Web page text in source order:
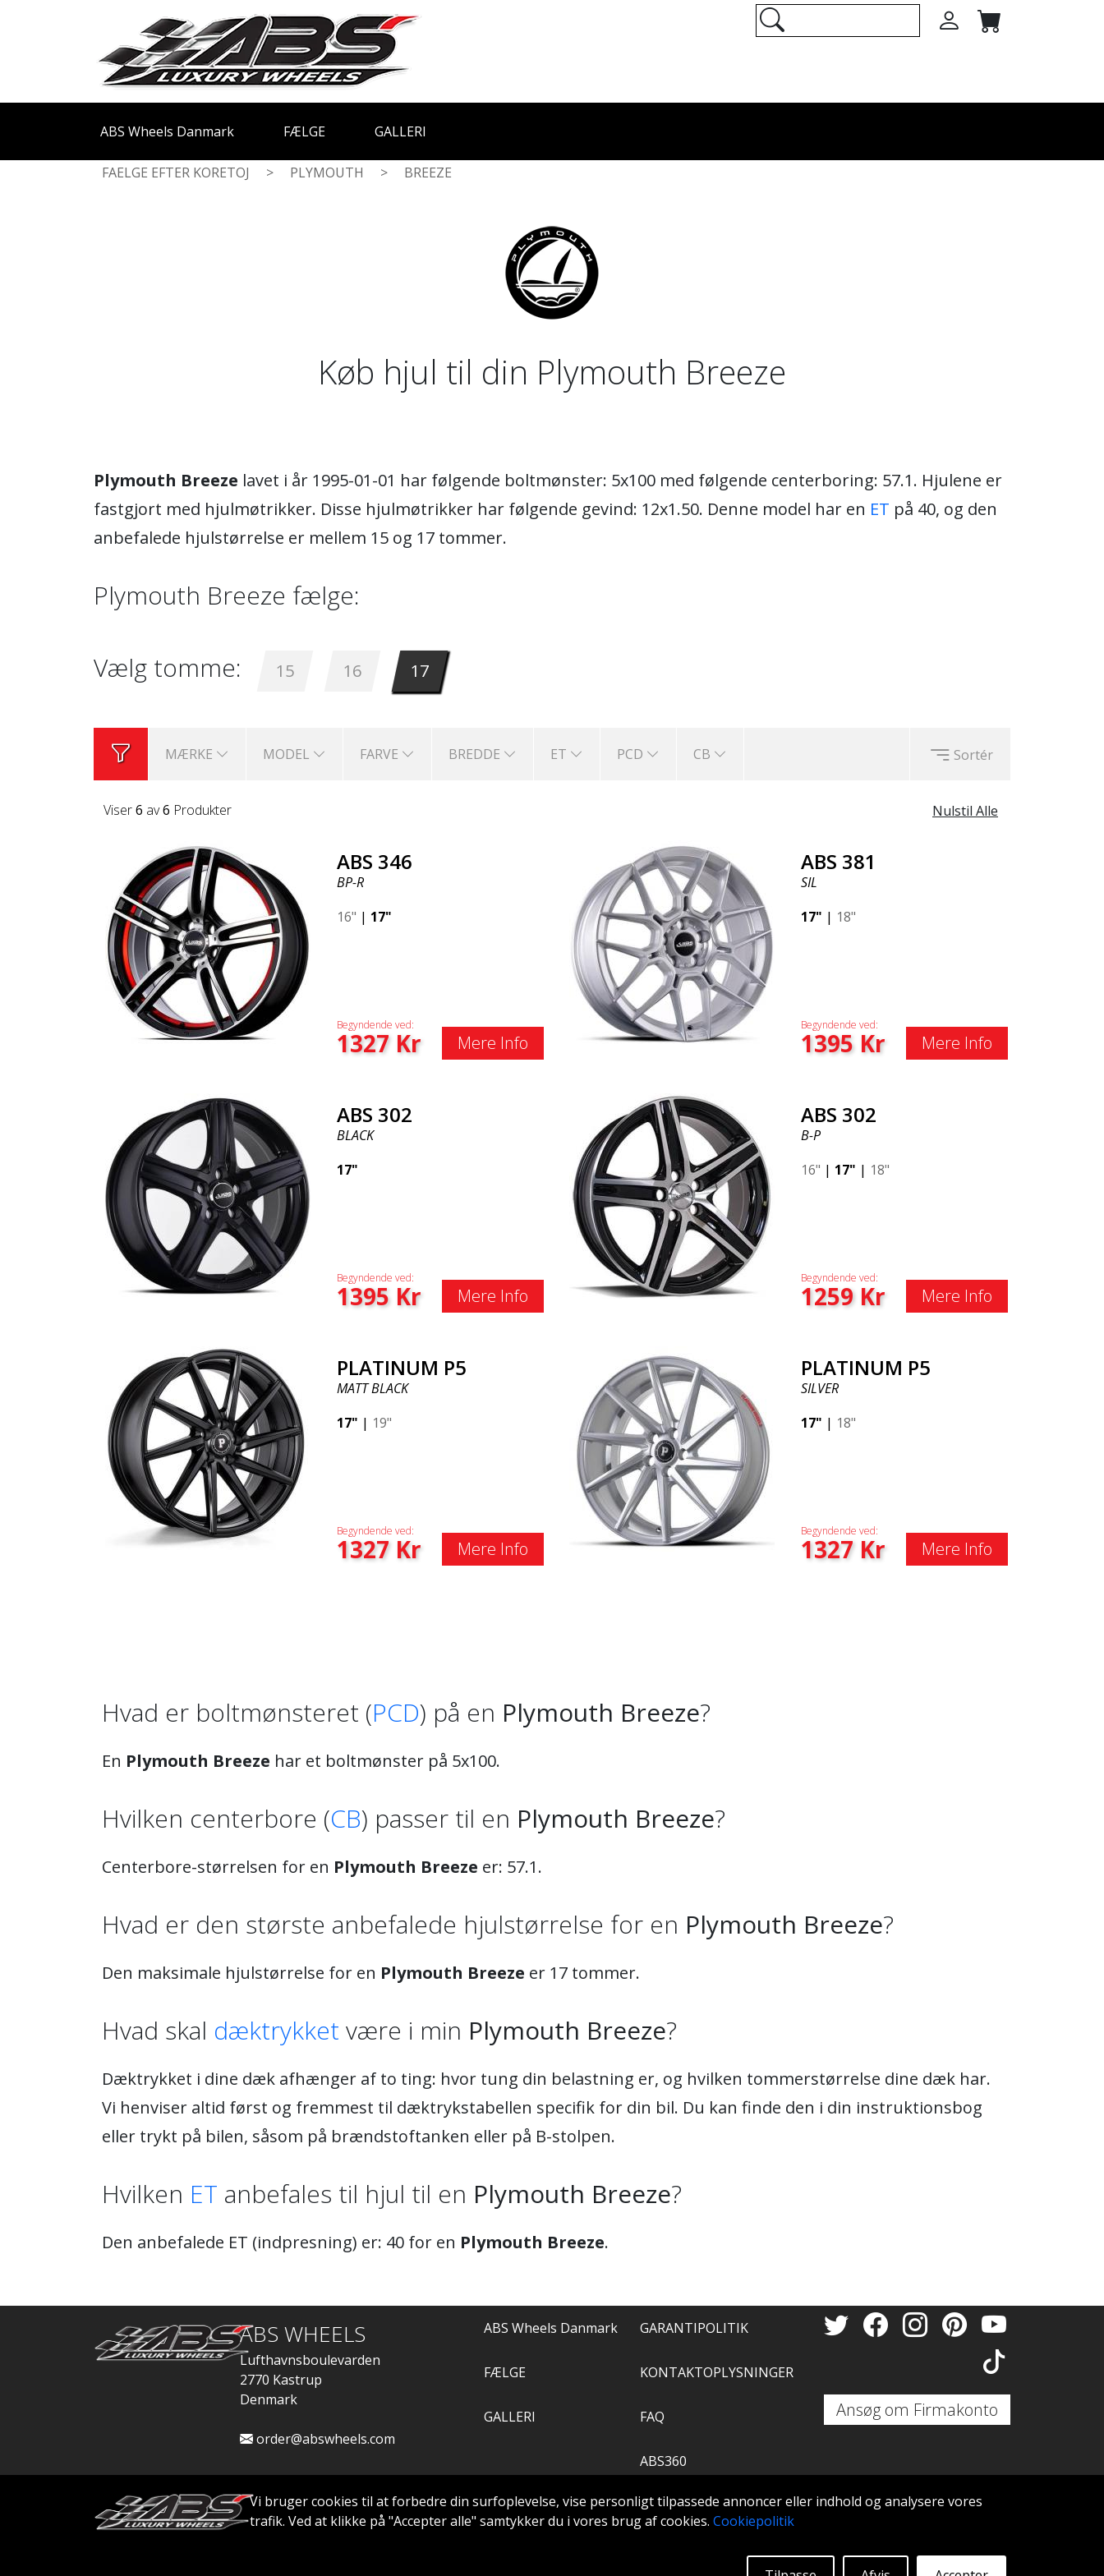
ABS Wheels Danmark FÆLGE GALLERI
Vi bruger cookies til at forbedre din surfoplevelse, vise personligt tilpassede annoncer eller indhold og analysere vores
trafik. Ved at klikke på "Accepter alle" samtykker du i vores brug af cookies. Cookiepolitik
FAELGE EFTER KORETOJ > PLYMOUTH > BREEZE
Køb hjul til din Plymouth Breeze
Plymouth Breeze lavet i år 1995-01-01 har følgende boltmønster: 5x100 med følgende centerboring: 57.1. Hjulene er
fastgjort med hjulmøtrikker. Disse hjulmøtrikker har følgende gevind: 12x1.50. Denne model har en ET på 40, og den
anbefalede hjulstørrelse er mellem 15 og 17 tommer.
Plymouth Breeze fælge:
Vælg tomme: 15 16 17
MÆRKE MODEL FARVE BREDDE ET PCD CB Sortér
Nulstil Alle
Viser6 av6 Produkter
ABS 346
BP-R
16" | 17"
Begyndende ved:
1327Kr Mere Info
ABS 381
SIL
17" | 18"
Begyndende ved:
1395Kr Mere Info
ABS 302
BLACK
17"
Begyndende ved:
1395Kr Mere Info
ABS 302
B-P
16" | 17" | 18"
Begyndende ved:
1259Kr Mere Info
PLATINUM P5
MATT BLACK
17" | 19"
Begyndende ved:
1327Kr Mere Info
PLATINUM P5
SILVER
17" | 18"
Begyndende ved:
1327Kr Mere Info
Hvad er boltmønsteret (PCD) på en Plymouth Breeze?
En Plymouth Breeze har et boltmønster på 5x100.
Hvilken centerbore (CB) passer til en Plymouth Breeze?
Centerbore-størrelsen for en Plymouth Breeze er: 57.1.
Hvad er den største anbefalede hjulstørrelse for en Plymouth Breeze?
Den maksimale hjulstørrelse for en Plymouth Breeze er 17 tommer.
Hvad skal dæktrykket være i min Plymouth Breeze?
Dæktrykket i dine dæk afhænger af to ting: hvor tung din belastning er, og hvilken tommerstørrelse dine dæk har.
Vi henviser altid først og fremmest til dæktrykstabellen specifik for din bil. Du kan finde den i din instruktionsbog
eller trykt på bilen, såsom på brændstoftanken eller på B-stolpen.
Hvilken ET anbefales til hjul til en Plymouth Breeze?
Den anbefalede ET (indpresning) er: 40 for en Plymouth Breeze.
ABS WHEELS
Lufthavnsboulevarden
2770 Kastrup
Denmark
order@abswheels.com
ABS Wheels Danmark
FÆLGE
GALLERI
GARANTIPOLITIK
KONTAKTOPLYSNINGER
FAQ
ABS360
VÆRKTØJ
Ansøg om Firmakonto